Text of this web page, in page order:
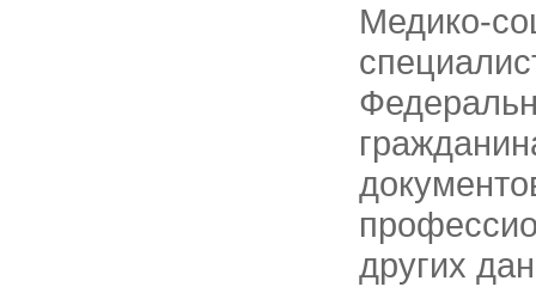
Медико-
других